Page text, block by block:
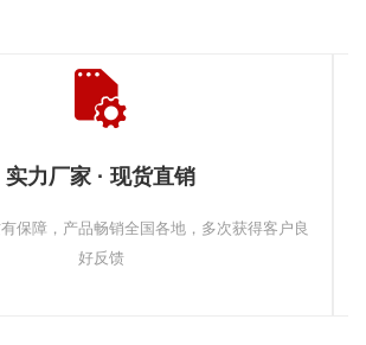
实力厂家 · 现货直销
保障，产品畅销全国各地，多次获得客户良
好反馈